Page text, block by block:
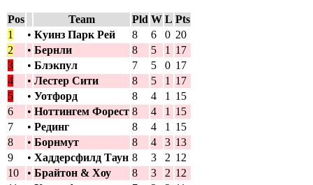
Pos Team Pld W L Pts
1
• Куинз Парк Рей 8 6 0 20
2
• Бернли 8 5 1
17
3
• Блэкпул 7 5 0 17
4
• Лестер Сити 8 5 1
17
5
• Уотфорд 8 4 1
15
6
• Ноттингем Форест 8 4 1
15
7
• Рединг 8 4 1
15
8
• Борнмут 8 4 3 13
9
• Хаддерсфилд Таун 8 3 2 12
10
• Брайтон & Хоу 8 3 2 12